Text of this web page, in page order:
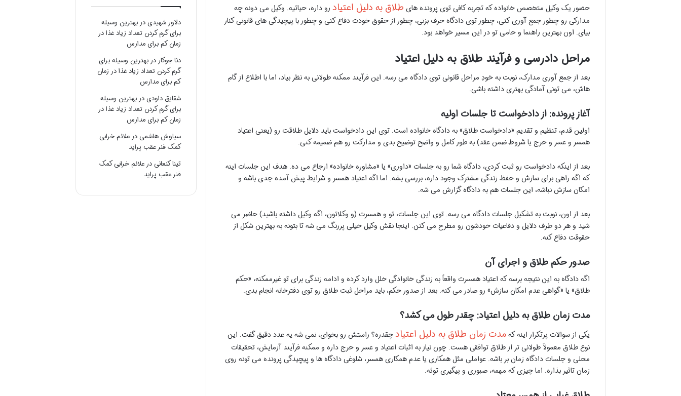
حضور یک وکیل متخصص خانواده که تجربه کافی توی پرونده های طلاق به دلیل اعتیاد رو داره، حیاتیه. وکیل می دونه چه
مدارکی رو چطور جمع آوری کنی، چطور توی دادگاه حرف بزنی، چطور از حقوق خودت دفاع کنی و چطور با پیچیدگی های قانونی کنار
بیای. اون بهترین راهنما و حامی تو در این مسیر خواهد بود.
مراحل دادرسی و فرآیند طلاق به دلیل اعتیاد
بعد از جمع آوری مدارک، نوبت به خودِ مراحل قانونی توی دادگاه می رسه. این فرآیند ممکنه طولانی به نظر بیاد، اما با اطلاع از گام
هاش، می تونی آمادگی بهتری داشته باشی.
آغاز پرونده: از دادخواست تا جلسات اولیه
اولین قدم، تنظیم و تقدیم «دادخواست طلاق» به دادگاه خانواده است. توی این دادخواست باید دلایل طلاقت رو (یعنی اعتیاد
همسر و عسر و حرج یا شروط ضمن عقد) به طور کامل و واضح توضیح بدی و مدارکت رو هم ضمیمه کنی.
بعد از اینکه دادخواست رو ثبت کردی، دادگاه شما رو به جلسات «داوری» یا «مشاوره خانواده» ارجاع می ده. هدف این جلسات اینه
که اگه راهی برای سازش و حفظ زندگی مشترک وجود داره، بررسی بشه. اما اگه اعتیاد همسر و شرایط پیش آمده جدی باشه و
امکان سازش نباشه، این جلسات هم به دادگاه گزارش می شه.
بعد از اون، نوبت به تشکیل جلسات دادگاه می رسه. توی این جلسات، تو و همسرت (و وکلاتون، اگه وکیل داشته باشید) حاضر می
شید و هر دو طرف دلایل و دفاعیات خودشون رو مطرح می کنن. اینجا نقش وکیل خیلی پررنگ می شه تا بتونه به بهترین شکل از
حقوقت دفاع کنه.
صدور حکم طلاق و اجرای آن
اگه دادگاه به این نتیجه برسه که اعتیاد همسرت واقعاً به زندگی خانوادگی خلل وارد کرده و ادامه زندگی برای تو غیرممکنه، «حکم
طلاق» یا «گواهی عدم امکان سازش» رو صادر می کنه. بعد از صدور حکم، باید مراحل ثبت طلاق رو توی دفترخانه انجام بدی.
مدت زمان طلاق به دلیل اعتیاد: چقدر طول می کشد؟
یکی از سوالات پرتکرار اینه کهمدت زمان طلاق به دلیل اعتیادچقدره؟ راستش رو بخوای، نمی شه یه عدد دقیق گفت. این
نوع طلاق معمولاً طولانی تر از طلاق توافقی هست. چون نیاز به اثبات اعتیاد و عسر و حرج داره و ممکنه فرآیند آزمایش، تحقیقات
محلی و جلسات دادگاه زمان بر باشه. عواملی مثل همکاری یا عدم همکاری همسر، شلوغی دادگاه ها و پیچیدگی پرونده می تونه روی
زمان تاثیر بذاره. اما چیزی که مهمه، صبوری و پیگیری توئه.
دلاور شهیدیدر بهترین وسیله
برای گرم کردن تعداد زیاد غذا در
زمان کم برای مدارس
دنا جوکار در بهترین وسیله برای
گرم کردن تعداد زیاد غذا در زمان
کم برای مدارس
شقایق داودیدر بهترین وسیله
برای گرم کردن تعداد زیاد غذا در
زمان کم برای مدارس
سیاوش هاشمیدر علائم خرابی
کمک فنر عقب پراید
تینا کنعانیدر علائم خرابی کمک
فنر عقب پراید